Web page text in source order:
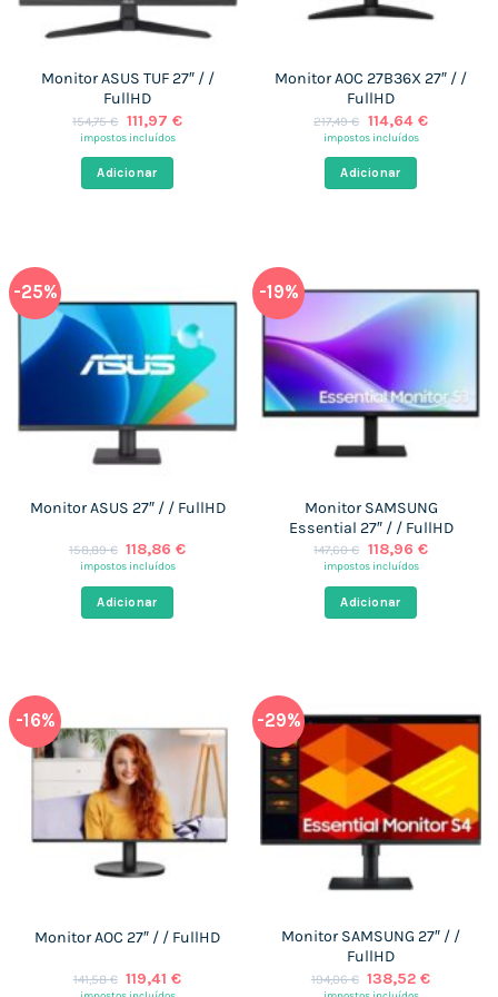
Monitor ASUS TUF 27″ / /
FullHD
154,75€ O
preço
era:
154,75 €.
111,97 €O
impostos incluídos
Adicionar
Monitor AOC 27B36X 27″ / /
FullHD
217,49€ O
preço
era:
217,49 €.
114,64 €O
impostos incluídos
Adicionar
-25%
Monitor ASUS 27″ / / FullHD
158,89€ O
preço
era:
158,89 €.
118,86€O
impostos incluídos
Adicionar
-19%
Monitor SAMSUNG
Essential 27″ / / FullHD
147,60€ O
preço
era:
147,60 €.
118,96 €O
impostos incluídos
Adicionar
-16%
Monitor AOC 27″ / / FullHD
141,58€ O
preço
119,41€O
-29%
Monitor SAMSUNG 27″ / /
FullHD
194,06€ O
preço
138,52€O